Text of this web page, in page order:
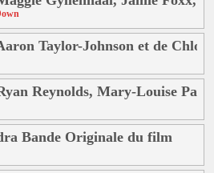
Taylor-Johnson et de Chloë
Reynolds, Mary-Louise
Bande Originale du film